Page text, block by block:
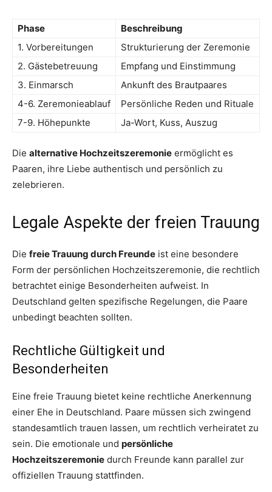
Phase
Beschreibung
1. Vorbereitungen
Strukturierung der Zeremonie
2. Gästebetreuung
Empfang und Einstimmung
3. Einmarsch
Ankunft des Brautpaares
4-6. Zeremonieablauf
Persönliche Reden und Rituale
7-9. Höhepunkte
Ja-Wort, Kuss, Auszug
Die alternative Hochzeitszeremonie ermöglicht es
Paaren, ihre Liebe authentisch und persönlich zu
zelebrieren.
Legale Aspekte der freien Trauung
Die freie Trauung durch Freunde ist eine besondere
Form der persönlichen Hochzeitszeremonie, die rechtlich
betrachtet einige Besonderheiten aufweist. In
Deutschland gelten spezifische Regelungen, die Paare
unbedingt beachten sollten.
Rechtliche Gültigkeit und
Besonderheiten
Eine freie Trauung bietet keine rechtliche Anerkennung
einer Ehe in Deutschland. Paare müssen sich zwingend
standesamtlich trauen lassen, um rechtlich verheiratet zu
sein. Die emotionale und persönliche
Hochzeitszeremonie durch Freunde kann parallel zur
offiziellen Trauung stattfinden.